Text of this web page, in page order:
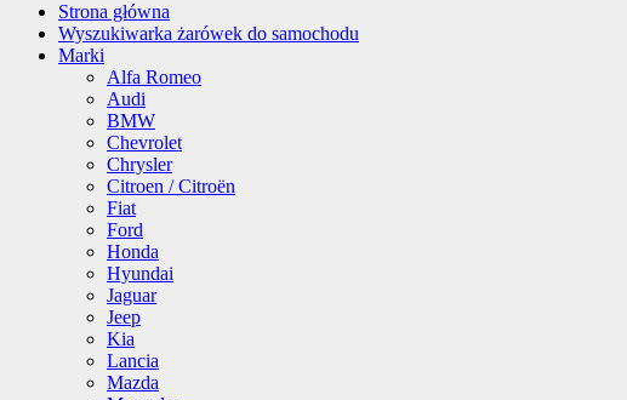
Strona główna
Wyszukiwarka żarówek do samochodu
Marki
Alfa Romeo
Audi
BMW
Chevrolet
Chrysler
Citroen / Citroën
Fiat
Ford
Honda
Hyundai
Jaguar
Jeep
Kia
Lancia
Mazda